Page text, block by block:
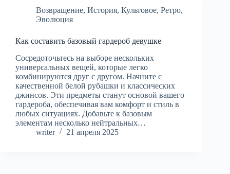
Возвращение, История, Культовое, Ретро,
Эволюция
Как составить базовый гардероб девушке
Сосредоточьтесь на выборе нескольких
универсальных вещей, которые легко
комбинируются друг с другом. Начните с
качественной белой рубашки и классических
джинсов. Эти предметы станут основой вашего
гардероба, обеспечивая вам комфорт и стиль в
любых ситуациях. Добавьте к базовым
элементам несколько нейтральных…
writer
21 апреля 2025